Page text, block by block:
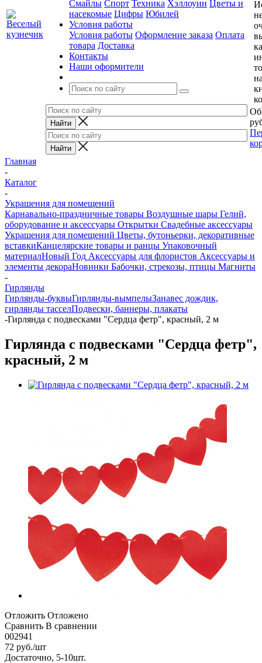
Смайлы Спорт Техника Хэллоуин Цветы и
насекомые Цифры Юбилей
Условия работы
Условия работы Оформление заказа Оплата
товара Доставка
Контакты
Наши оформители
Главная
-
Каталог
-
Украшения для помещений
Карнавально-праздничные товары Воздушные шары Гелий,
оборудование и аксессуары Открытки Свадебные аксессуары
Украшения для помещений Цветы, бутоньерки, декоративные
вставкиКанцелярские товары и ранцы Упаковочный
материалНовый Год Аксессуары для флористов Аксессуары и
элементы декораНовинки Бабочки, стрекозы, птицы Магниты
-
Гирлянды
Гирлянды-буквыГирлянды-вымпелыЗанавес дождик,
гирлянды тасселПодвески, баннеры, плакаты
-Гирлянда с подвесками "Сердца фетр", красный, 2 м
Гирлянда с подвесками "Сердца фетр",
красный, 2 м
Отложить Отложено
Сравнить В сравнении
002941
72 руб./шт
Достаточно, 5-10шт.